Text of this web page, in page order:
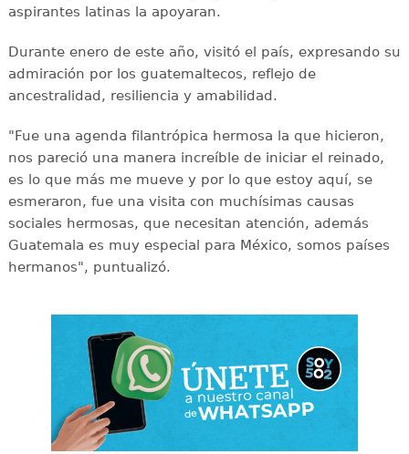
aspirantes latinas la apoyaran.
Durante enero de este año, visitó el país, expresando su
admiración por los guatemaltecos, reflejo de
ancestralidad, resiliencia y amabilidad.
"Fue una agenda filantrópica hermosa la que hicieron,
nos pareció una manera increíble de iniciar el reinado,
es lo que más me mueve y por lo que estoy aquí, se
esmeraron, fue una visita con muchísimas causas
sociales hermosas, que necesitan atención, además
Guatemala es muy especial para México, somos países
hermanos", puntualizó.